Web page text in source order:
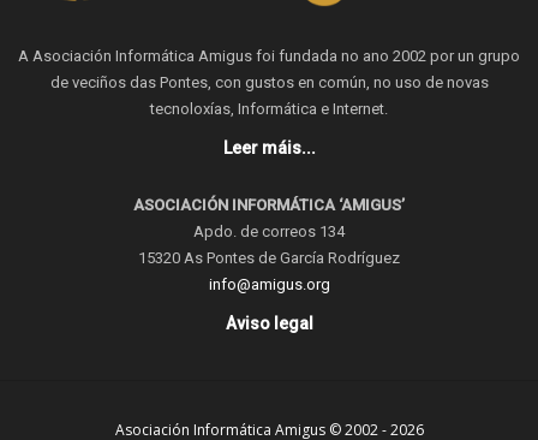
A Asociación Informática Amigus foi fundada no ano 2002 por un grupo
de veciños das Pontes, con gustos en común, no uso de novas
tecnoloxías, Informática e Internet.
Leer máis...
ASOCIACIÓN INFORMÁTICA ‘AMIGUS’
Apdo. de correos 134
15320 As Pontes de García Rodríguez
info@amigus.org
Aviso legal
Asociación Informática Amigus © 2002 - 2026